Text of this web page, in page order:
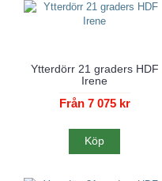
Ytterdörr 21 graders HDF
Irene
Från 7 075 kr
Köp